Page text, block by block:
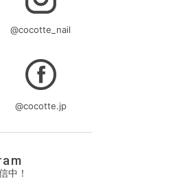
@cocotte_nail
@cocotte.jp
中！